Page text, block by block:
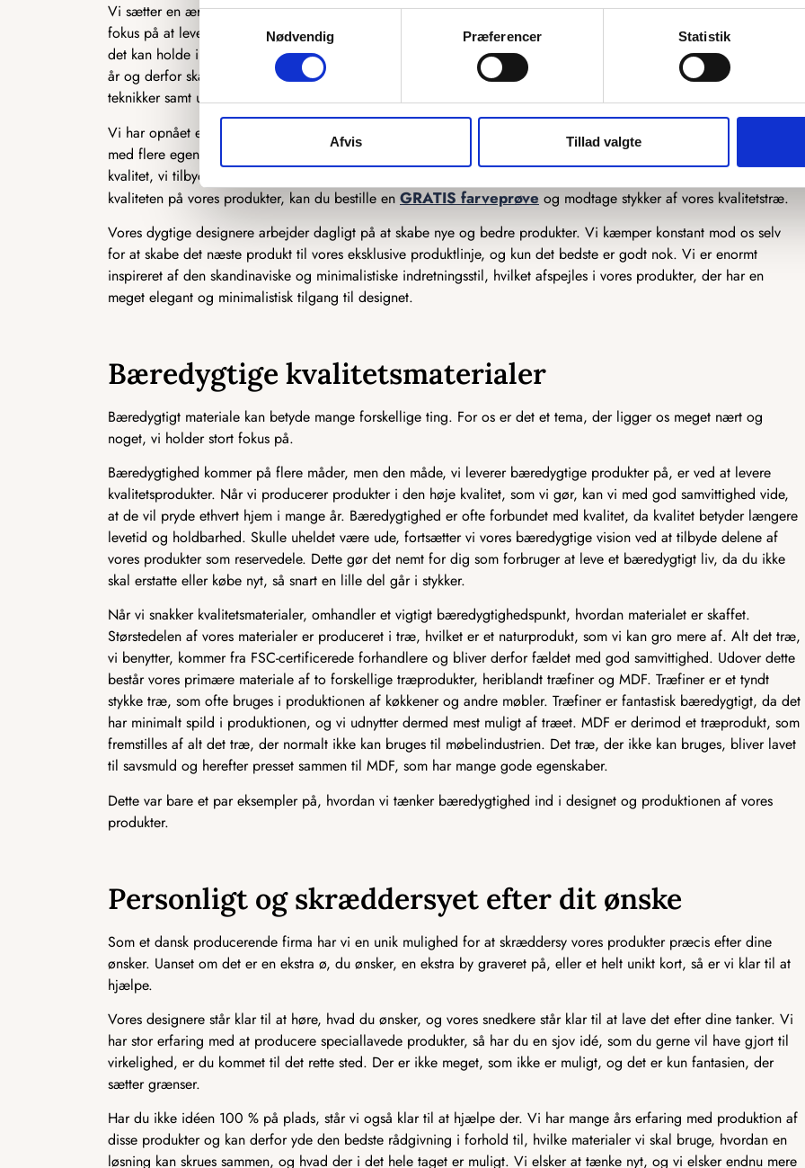
Samtykkevalg
Nødvendig
Præferencer Statistik
Afvis Tillad valgte
Vi sætter en ære og stolthed i selv at producere vores produkter og har gjort det lige siden, vi startede. Vi har fuld
fokus på at levere et produkt, som først og fremmest ser knaldgodt ud, men også et produkt i så god en kvalitet, at
det kan holde i mange år. Når vi designer nye produkter, gør vi det med tanken på, at de skal være i brug i mange
år og derfor skal leve op til en vis kvalitetsstandard. Vores dygtige snedkere arbejder dagligt på at forbedre deres
teknikker samt udvikle deres færdigheder, så de altid er klar til at levere de bedste produkter på markedet.
Vi har opnået en høj standard for vores produkter, hvilket gør, at kvaliteten ligger langt over konkurrenternes og
med flere egenskaber, såsom vores ekstremt unikke usynlige magnetiske overflade. Vi er ekstremt stolte over den
kvalitet, vi tilbyder, og kvaliteten bliver ved med at udvikle sig dag for dag. Kunne du godt tænke dig at se
kvaliteten på vores produkter, kan du bestille en GRATIS farveprøve og modtage stykker af vores kvalitetstræ.
Vores dygtige designere arbejder dagligt på at skabe nye og bedre produkter. Vi kæmper konstant mod os selv
for at skabe det næste produkt til vores eksklusive produktlinje, og kun det bedste er godt nok. Vi er enormt
inspireret af den skandinaviske og minimalistiske indretningsstil, hvilket afspejles i vores produkter, der har en
meget elegant og minimalistisk tilgang til designet.
Bæredygtige kvalitetsmaterialer
Bæredygtigt materiale kan betyde mange forskellige ting. For os er det et tema, der ligger os meget nært og
noget, vi holder stort fokus på.
Bæredygtighed kommer på flere måder, men den måde, vi leverer bæredygtige produkter på, er ved at levere
kvalitetsprodukter. Når vi producerer produkter i den høje kvalitet, som vi gør, kan vi med god samvittighed vide,
at de vil pryde ethvert hjem i mange år. Bæredygtighed er ofte forbundet med kvalitet, da kvalitet betyder længere
levetid og holdbarhed. Skulle uheldet være ude, fortsætter vi vores bæredygtige vision ved at tilbyde delene af
vores produkter som reservedele. Dette gør det nemt for dig som forbruger at leve et bæredygtigt liv, da du ikke
skal erstatte eller købe nyt, så snart en lille del går i stykker.
Når vi snakker kvalitetsmaterialer, omhandler et vigtigt bæredygtighedspunkt, hvordan materialet er skaffet.
Størstedelen af vores materialer er produceret i træ, hvilket er et naturprodukt, som vi kan gro mere af. Alt det træ,
vi benytter, kommer fra FSC-certificerede forhandlere og bliver derfor fældet med god samvittighed. Udover dette
består vores primære materiale af to forskellige træprodukter, heriblandt træfiner og MDF. Træfiner er et tyndt
stykke træ, som ofte bruges i produktionen af køkkener og andre møbler. Træfiner er fantastisk bæredygtigt, da det
har minimalt spild i produktionen, og vi udnytter dermed mest muligt af træet. MDF er derimod et træprodukt, som
fremstilles af alt det træ, der normalt ikke kan bruges til møbelindustrien. Det træ, der ikke kan bruges, bliver lavet
til savsmuld og herefter presset sammen til MDF, som har mange gode egenskaber.
Dette var bare et par eksempler på, hvordan vi tænker bæredygtighed ind i designet og produktionen af vores
produkter.
Personligt og skræddersyet efter dit ønske
Som et dansk producerende firma har vi en unik mulighed for at skræddersy vores produkter præcis efter dine
ønsker. Uanset om det er en ekstra ø, du ønsker, en ekstra by graveret på, eller et helt unikt kort, så er vi klar til at
hjælpe.
Vores designere står klar til at høre, hvad du ønsker, og vores snedkere står klar til at lave det efter dine tanker. Vi
har stor erfaring med at producere speciallavede produkter, så har du en sjov idé, som du gerne vil have gjort til
virkelighed, er du kommet til det rette sted. Der er ikke meget, som ikke er muligt, og det er kun fantasien, der
sætter grænser.
Har du ikke idéen 100 % på plads, står vi også klar til at hjælpe der. Vi har mange års erfaring med produktion af
disse produkter og kan derfor yde den bedste rådgivning i forhold til, hvilke materialer vi skal bruge, hvordan en
løsning kan skrues sammen, og hvad der i det hele taget er muligt. Vi elsker at tænke nyt, og vi elsker endnu mere